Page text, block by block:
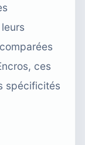
ces
spécificités